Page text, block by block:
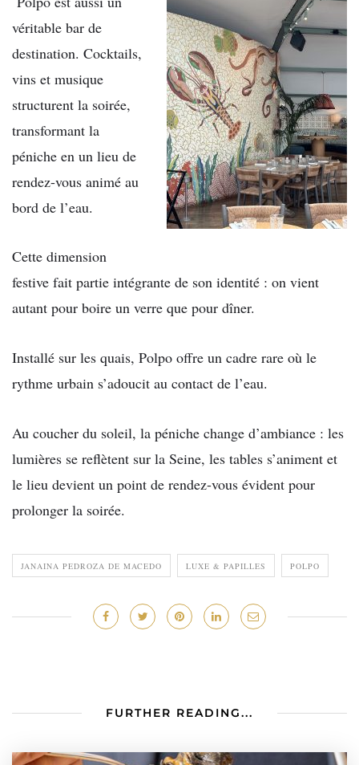
véritable bar de
destination. Cocktails,
vins et musique
structurent la soirée,
transformant la
péniche en un lieu de
rendez-vous animé au
bord de l’eau.
Cette dimension
festive fait partie intégrante de son identité : on vient
autant pour boire un verre que pour dîner.
Installé sur les quais, Polpo offre un cadre rare où le
rythme urbain s’adoucit au contact de l’eau.
Au coucher du soleil, la péniche change d’ambiance : les
lumières se reflètent sur la Seine, les tables s’animent et
le lieu devient un point de rendez-vous évident pour
prolonger la soirée.
JANAINA PEDROZA DE MACEDO LUXE & PAPILLES POLPO
FURTHER READING...